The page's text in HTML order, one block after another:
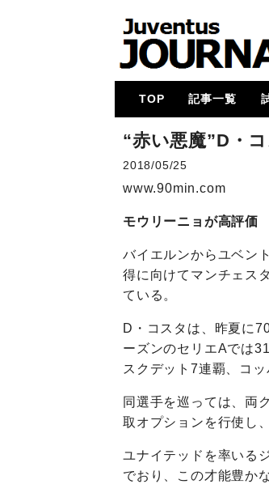
TOP 記事一覧
メイン
コラム
特集
メルカート
動画
試合レビュー
招集メンバー
UCL
U23・下部組織
Women
カルチョ全般
“赤い悪魔”D・
2018/05/25
www.90min.com
モウリーニョが高評価
バイエルンからユベン
得に向けてマンチェス
ている。
D・コスタは、昨夏に
ーズンのセリエAでは
スクデット7連覇、コ
同選手を巡っては、両
取オプションを行使し、
ユナイテッドを率いる
でおり、この才能豊か